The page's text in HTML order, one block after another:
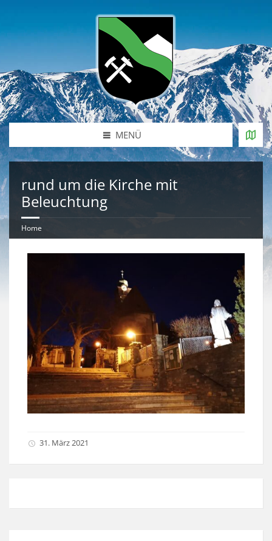
MENÜ
rund um die Kirche mit
Beleuchtung
Home
31. März 2021